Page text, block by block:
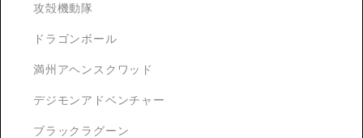
攻殻機動隊
ドラゴンボール
満州アヘンスクワッド
デジモンアドベンチャー
ブラックラグーン